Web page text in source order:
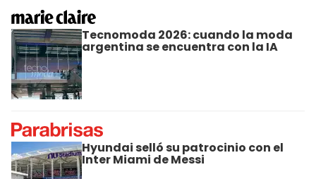
Tecnomoda 2026: cuando la moda
argentina se encuentra con la IA
Hyundai selló su patrocinio con el
Inter Miami de Messi